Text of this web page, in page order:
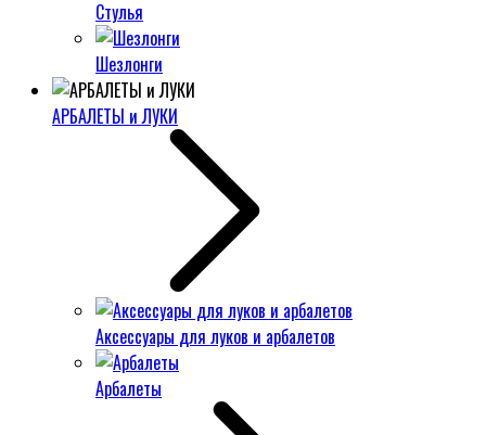
Стулья
Шезлонги
АРБАЛЕТЫ и ЛУКИ
Аксессуары для луков и арбалетов
Арбалеты